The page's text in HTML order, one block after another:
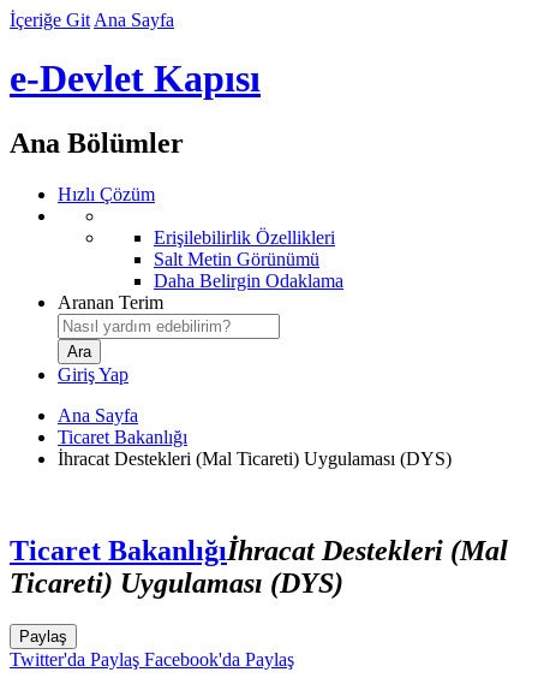
İçeriğe Git Ana Sayfa
e-Devlet Kapısı
Ana Bölümler
Hızlı Çözüm
Erişilebilirlik Özellikleri
Salt Metin Görünümü
Daha Belirgin Odaklama
Aranan Terim
Giriş Yap
Ana Sayfa
Ticaret Bakanlığı
İhracat Destekleri (Mal Ticareti) Uygulaması (DYS)
Ticaret Bakanlığıİhracat Destekleri (Mal
Ticareti) Uygulaması (DYS)
Paylaş
Twitter'da Paylaş Facebook'da Paylaş